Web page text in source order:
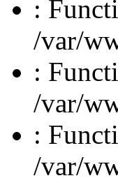
:
/var/
:
/var/
:
/var/